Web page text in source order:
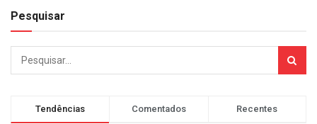
Pesquisar
Tendências Comentados Recentes